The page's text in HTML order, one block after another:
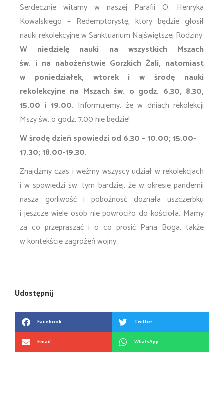
Serdecznie witamy w naszej Parafii O. Henryka
Kowalskiego – Redemptorystę, który będzie głosił
nauki rekolekcyjne w Sanktuarium Najświętszej Rodziny.
W niedzielę nauki na wszystkich Mszach
św. i na nabożeństwie Gorzkich Żali, natomiast
w poniedziałek, wtorek i w środę nauki
rekolekcyjne na Mszach św. o godz. 6.30, 8.30,
15.00 i 19.00. Informujemy, że w dniach rekolekcji
Mszy św. o godz. 7.00 nie będzie!
W środę dzień spowiedzi od 6.30 – 10.00; 15.00-
17.30; 18.00-19.30.
Znajdźmy czas i weźmy wszyscy udział w rekolekcjach
i w spowiedzi św. tym bardziej, że w okresie pandemii
nasza gorliwość i pobożność doznała uszczerbku
i jeszcze wiele osób nie powróciło do kościoła. Mamy
za co przepraszać i o co prosić Pana Boga, także
w kontekście zagrożeń wojny.
Udostępnij
Facebook Twitter
Email WhatsApp